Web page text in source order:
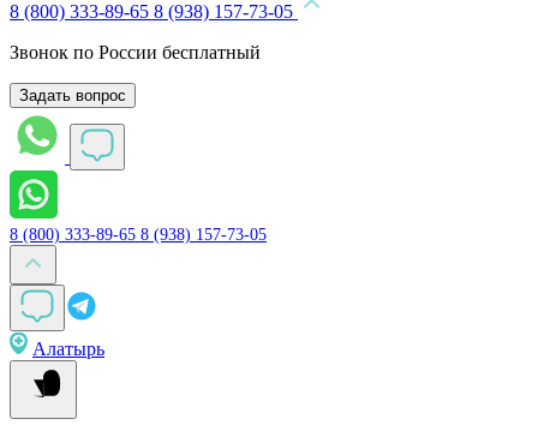
8 (800) 333-89-65 8 (938) 157-73-05
Звонок по России бесплатный
Задать вопрос
8 (800) 333-89-65 8 (938) 157-73-05
Алатырь